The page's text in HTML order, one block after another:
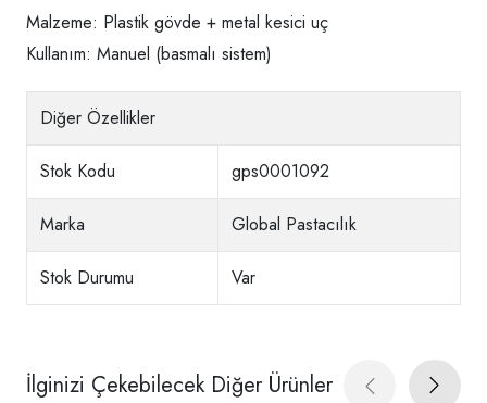
Malzeme: Plastik gövde + metal kesici uç
Kullanım: Manuel (basmalı sistem)
Diğer Özellikler
Stok Kodu gps0001092
Marka Global Pastacılık
Stok Durumu Var
İlginizi Çekebilecek Diğer Ürünler